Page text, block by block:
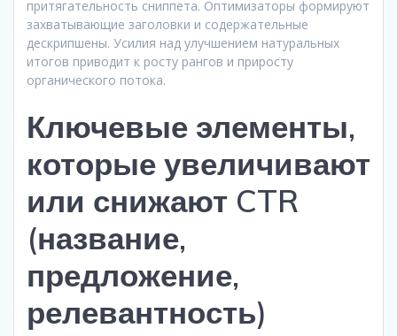
притягательность сниппета. Оптимизаторы формируют
захватывающие заголовки и содержательные
дескрипшены. Усилия над улучшением натуральных
итогов приводит к росту рангов и приросту
органического потока.
Ключевые элементы,
которые увеличивают
или снижают CTR
(название,
предложение,
релевантность)